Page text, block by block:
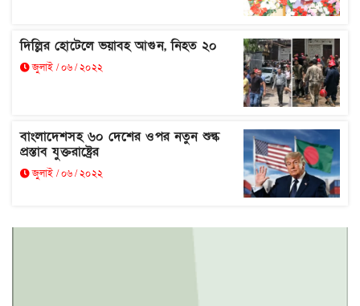
দিল্লির হোটেলে ভয়াবহ আগুন, নিহত ২০
জুলাই / ০৬ / ২০২২
বাংলাদেশসহ ৬০ দেশের ওপর নতুন শুল্ক
প্রস্তাব যুক্তরাষ্ট্রের
জুলাই / ০৬ / ২০২২